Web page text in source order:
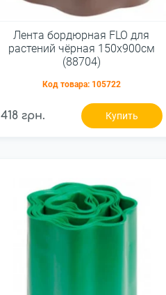
Лента бордюрная FLO для
растений чёрная 150х900см
(88704)
Код товара: 105722
418 грн. Купить